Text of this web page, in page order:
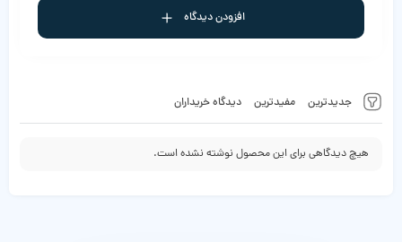
جدیدترین مفیدترین دیدگاه خریداران
هیچ دیدگاهی برای این محصول نوشته نشده است.
افزودن دیدگاه